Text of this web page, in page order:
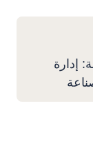
إدارة